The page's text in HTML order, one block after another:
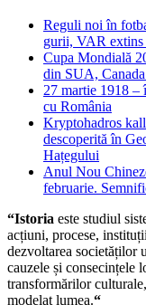
Reguli noi în
gurii, VAR extins
Cupa Mondială
din SUA,
27 martie 1918 –
cu România
Kryptohadros
descoperită în
Hațegului
Anul Nou
februarie.
“Istoria este studiul
acțiuni, procese,
dezvoltarea societăților
cauzele și consecințele
transformărilor
modelat lumea.“